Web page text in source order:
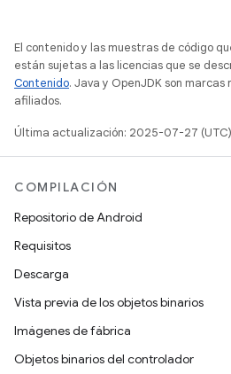
El contenido y las muestras de código
están sujetas a las licencias que se
Contenido. Java y OpenJDK son
afiliados.
Última actualización: 2025-07-27 (UTC)
COMPILACIÓN
Repositorio de Android
Requisitos
Descarga
Vista previa de los objetos binarios
Imágenes de fábrica
Objetos binarios del controlador